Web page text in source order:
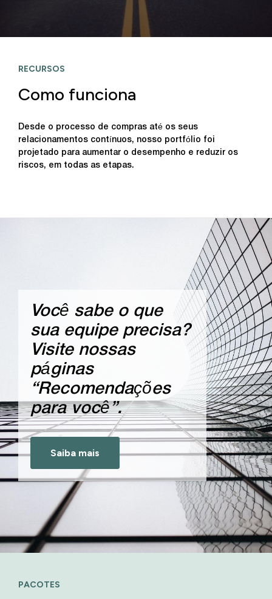
RECURSOS
Como funciona
Desde o processo de compras até os seus
relacionamentos contínuos, nosso portfólio foi
projetado para aumentar o desempenho e reduzir os
riscos, em todas as etapas.
Você sabe o que
sua equipe precisa?
Visite nossas
páginas
“Recomendações
para você”.
Saiba mais
PACOTES